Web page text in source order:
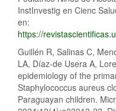
InstInvestig en Cienc
en:
https://
Guillén R, Salinas C,
LA, Díaz-de Usera A,
epidemiology of the
Staphylococcus aureus
Paraguayan children.